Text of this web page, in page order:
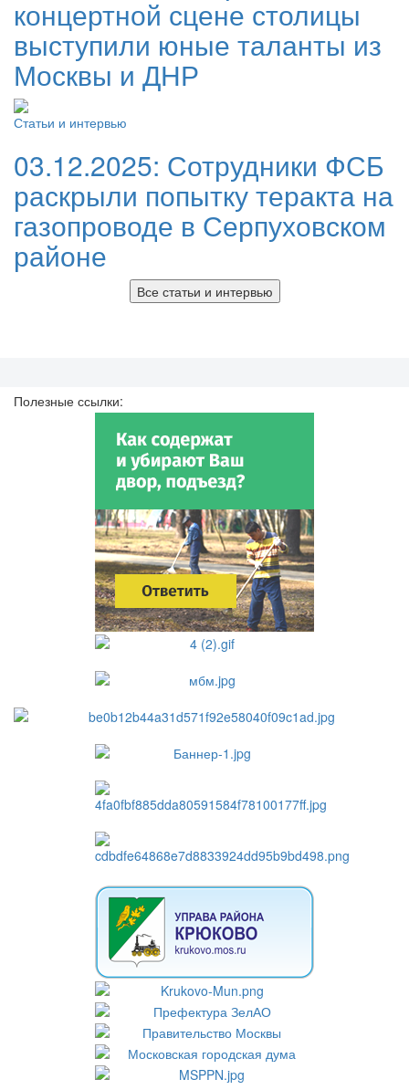
концертной сцене столицы
выступили юные таланты из
Москвы и ДНР
Статьи и интервью
03.12.2025: Сотрудники ФСБ
раскрыли попытку теракта на
газопроводе в Серпуховском
районе
Все статьи и интервью
Полезные ссылки: